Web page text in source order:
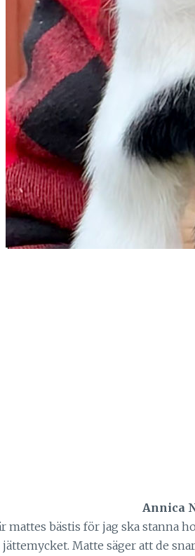
Annica
mattes bästis för jag ska stanna
Matte säger att de